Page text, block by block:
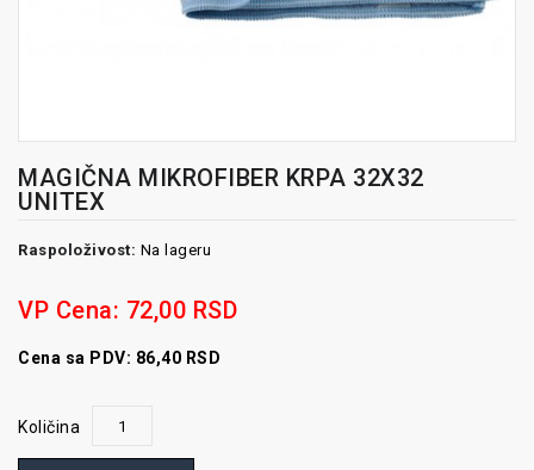
MAGIČNA MIKROFIBER KRPA 32X32
UNITEX
Raspoloživost: Na lageru
VP Cena: 72,00 RSD
Cena sa PDV: 86,40 RSD
Količina